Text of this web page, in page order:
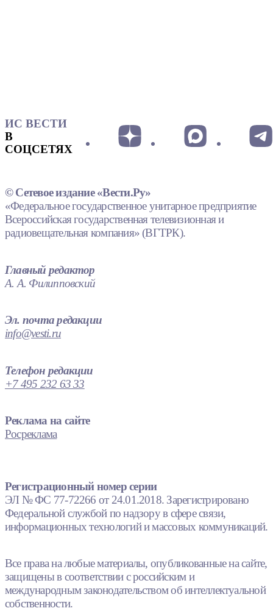
ИС ВЕСТИ
В
СОЦСЕТЯХ
© Сетевое издание «Вести.Ру»
«Федеральное государственное унитарное предприятие
Всероссийская государственная телевизионная и
радиовещательная компания» (ВГТРК).
Главный редактор
А. А. Филипповский
Эл. почта редакции
info@vesti.ru
Телефон редакции
+7 495 232 63 33
Реклама на сайте
Росреклама
Регистрационный номер серии
ЭЛ № ФС 77-72266 от 24.01.2018. Зарегистрировано
Федеральной службой по надзору в сфере связи,
информационных технологий и массовых коммуникаций.
Все права на любые материалы, опубликованные на сайте,
защищены в соответствии с российским и
международным законодательством об интеллектуальной
собственности.